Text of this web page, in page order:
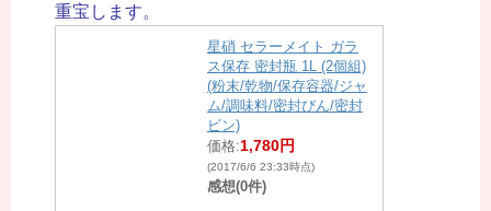
重宝します。
星硝 セラーメイト ガラ
ス保存 密封瓶 1L (2個組)
(粉末/乾物/保存容器/ジャ
ム/調味料/密封びん/密封
ビン)
価格:1,780円
(2017/6/6 23:33時点)
感想(0件)